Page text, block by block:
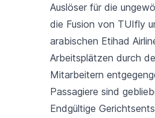
Auslöser für die
die Fusion von TUIfly
arabischen Etihad
Arbeitsplätzen durch
Mitarbeitern
Passagiere sind
Endgültige